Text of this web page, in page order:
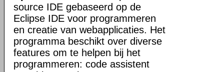
source IDE gebaseerd op de
Eclipse IDE voor programmeren
en creatie van webapplicaties. Het
programma beschikt over diverse
features om te helpen bij het
programmeren: code assistent